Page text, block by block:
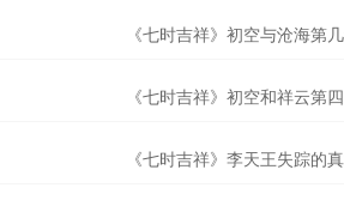
《七时吉祥》初空与沧海第
《七时吉祥》初空和祥云第
《七时吉祥》李天王失踪的